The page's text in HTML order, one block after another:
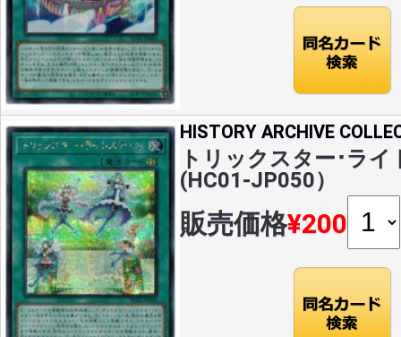
HISTORY ARCHIVE
トリックスター･ラ
(HC01-JP050）
販売価格¥200